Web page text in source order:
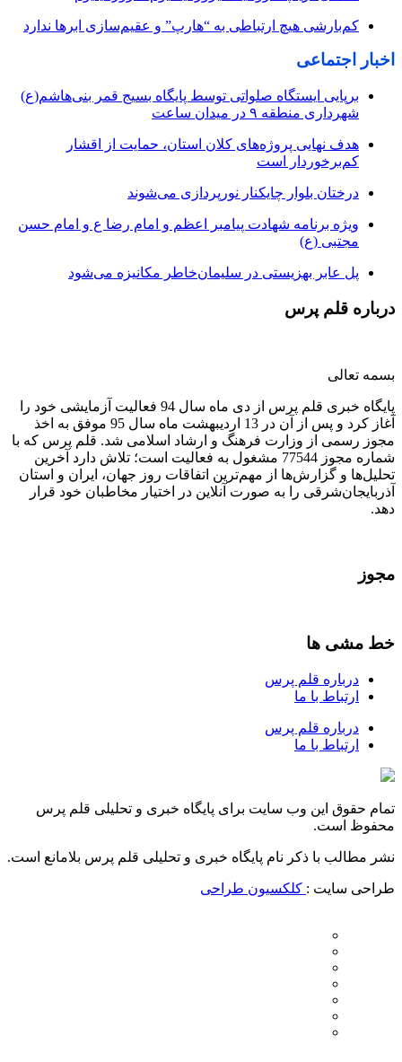
کم‌بارشی هیچ ارتباطی به “هارپ” و عقیم‌سازی ابرها ندارد
اخبار اجتماعی
برپایی ایستگاه صلواتی توسط پایگاه بسیج قمر بنی‌هاشم(ع)
شهرداری منطقه ۹ در میدان ساعت
هدف نهایی پروژه‌های کلان استان، حمایت از اقشار
کم‌برخوردار است
درختان بلوار چایکنار نورپردازی می‌شوند
ویژه برنامه شهادت پیامبر اعظم و امام رضا ع و امام حسن
مجتبی (ع)
پل عابر بهزیستی در سلیمان‌خاطر مکانیزه می‌شود
درباره قلم پرس
بسمه تعالی
پایگاه خبری قلم پرس از دی ماه سال 94 فعالیت آزمایشی خود را
آغاز کرد و پس از آن در 13 اردیبهشت ماه سال 95 موفق به اخذ
مجوز رسمی از وزارت فرهنگ و ارشاد اسلامی شد. قلم پرس که با
شماره مجوز 77544 مشغول به فعالیت است؛ تلاش دارد آخرین
تحلیل‌ها و گزارش‌ها از مهم‌ترین اتفاقات روز جهان، ایران و استان
آذربایجان‌شرقی را به صورت آنلاین در اختیار مخاطبان خود قرار
دهد.
مجوز
خط مشی ها
درباره قلم پرس
ارتباط با ما
درباره قلم پرس
ارتباط با ما
تمام حقوق این وب سایت برای پایگاه خبری و تحلیلی قلم پرس
محفوظ است.
نشر مطالب با ذکر نام پایگاه خبری و تحلیلی قلم پرس بلامانع است.
طراحی سایت : کلکسیون طراحی